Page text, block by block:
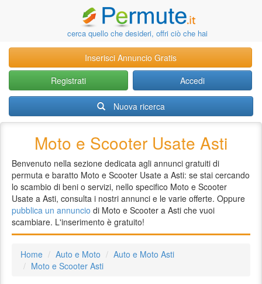
cerca quello che desideri, offri ciò che hai
Inserisci Annuncio Gratis
Registrati
Accedi
Nuova ricerca
Moto e Scooter Usate Asti
Benvenuto nella sezione dedicata agli annunci gratuiti di
permuta e baratto Moto e Scooter Usate a Asti: se stai cercando
lo scambio di beni o servizi, nello specifico Moto e Scooter
Usate a Asti, consulta i nostri annunci e le varie offerte. Oppure
pubblica un annuncio di Moto e Scooter a Asti che vuoi
scambiare. L'inserimento è gratuito!
Home Auto e Moto
Auto e Moto Asti
Moto e Scooter Asti